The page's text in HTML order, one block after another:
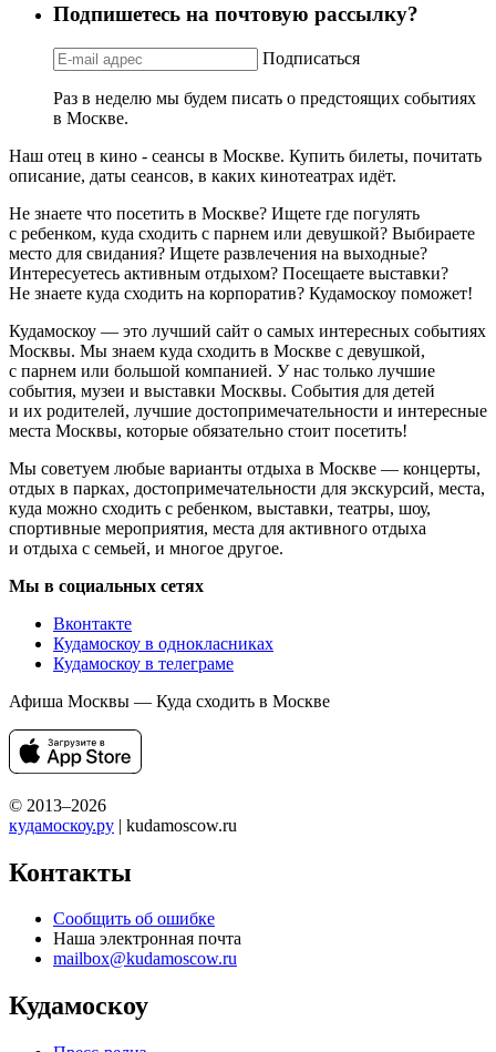
Подпишетесь на почтовую рассылку?
Подписаться
Раз в неделю мы будем писать о предстоящих событиях
в Москве.
Наш отец в кино - сеансы в Москве. Купить билеты, почитать
описание, даты сеансов, в каких кинотеатрах идёт.
Не знаете что посетить в Москве? Ищете где погулять
с ребенком, куда сходить с парнем или девушкой? Выбираете
место для свидания? Ищете развлечения на выходные?
Интересуетесь активным отдыхом? Посещаете выставки?
Не знаете куда сходить на корпоратив? Кудамоскоу поможет!
Кудамоскоу — это лучший сайт о самых интересных событиях
Москвы. Мы знаем куда сходить в Москве с девушкой,
с парнем или большой компанией. У нас только лучшие
события, музеи и выставки Москвы. События для детей
и их родителей, лучшие достопримечательности и интересные
места Москвы, которые обязательно стоит посетить!
Мы советуем любые варианты отдыха в Москве — концерты,
отдых в парках, достопримечательности для экскурсий, места,
куда можно сходить с ребенком, выставки, театры, шоу,
спортивные мероприятия, места для активного отдыха
и отдыха с семьей, и многое другое.
Мы в социальных сетях
Вконтакте
Кудамоскоу в однокласниках
Кудамоскоу в телеграме
Афиша Москвы — Куда сходить в Москве
© 2013–2026
кудамоскоу.ру | kudamoscow.ru
Контакты
Сообщить об ошибке
Наша электронная почта
mailbox@kudamoscow.ru
Кудамоскоу